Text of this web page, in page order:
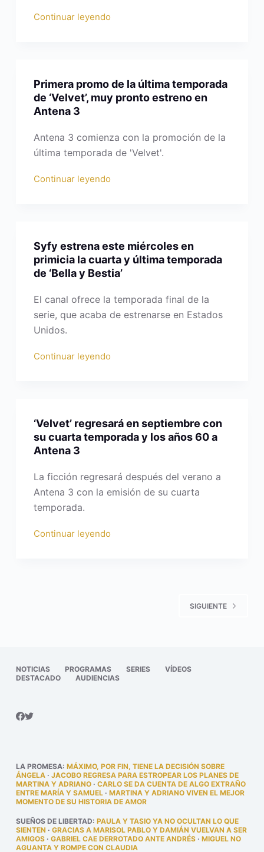
Continuar leyendo
Primera promo de la última temporada
de ‘Velvet’, muy pronto estreno en
Antena 3
Antena 3 comienza con la promoción de la
última temporada de 'Velvet'.
Continuar leyendo
Syfy estrena este miércoles en
primicia la cuarta y última temporada
de ‘Bella y Bestia’
El canal ofrece la temporada final de la
serie, que acaba de estrenarse en Estados
Unidos.
Continuar leyendo
‘Velvet’ regresará en septiembre con
su cuarta temporada y los años 60 a
Antena 3
La ficción regresará después del verano a
Antena 3 con la emisión de su cuarta
temporada.
Continuar leyendo
SIGUIENTE
NOTICIAS PROGRAMAS SERIES
VÍDEOS
DESTACADO
AUDIENCIAS
LA PROMESA: MÁXIMO, POR FIN, TIENE LA DECISIÓN SOBRE
ÁNGELA· JACOBO REGRESA PARA ESTROPEAR LOS PLANES DE
MARTINA Y ADRIANO· CARLO SE DA CUENTA DE ALGO EXTRAÑO
ENTRE MARÍA Y SAMUEL· MARTINA Y ADRIANO VIVEN EL MEJOR
MOMENTO DE SU HISTORIA DE AMOR
SUEÑOS DE LIBERTAD: PAULA Y TASIO YA NO OCULTAN LO QUE
SIENTEN · GRACIAS A MARISOL PABLO Y DAMIÁN VUELVAN A SER
AMIGOS· GABRIEL CAE DERROTADO ANTE ANDRÉS· MIGUEL NO
AGUANTA Y ROMPE CON CLAUDIA